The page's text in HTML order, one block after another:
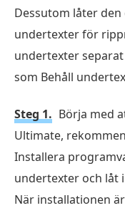
Dessutom låter
undertexter för
undertexter
som Behåll
Steg 1. Börja med
Ultimate,
Installera
undertexter och låt
När installationen